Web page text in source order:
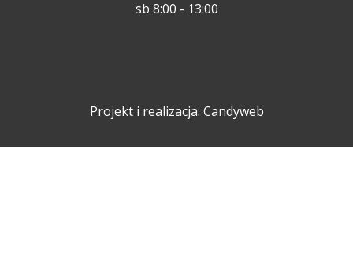
sb 8:00 - 13:00
Projekt i realizacja: Candyweb